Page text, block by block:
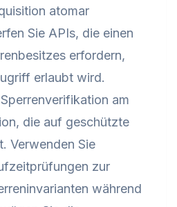
atomar
Sie APIs, die einen
erfordern,
erlaubt wird.
am
die auf geschützte
Verwenden Sie
zur
während